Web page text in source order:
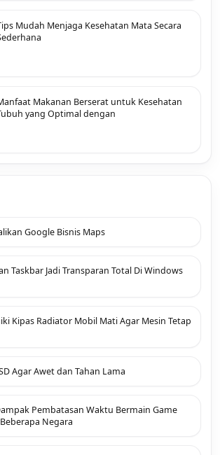
Mudah Menjaga Kesehatan Mata Secara
Makanan Berserat untuk Kesehatan
yang Optimal dengan
Google Bisnis Maps
Taskbar Jadi Transparan Total Di Windows
Kipas Radiator Mobil Mati Agar Mesin Tetap
Agar Awet dan Tahan Lama
Pembatasan Waktu Bermain Game
Negara